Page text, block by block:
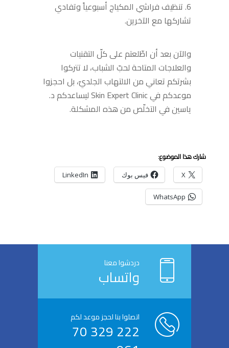
تنظيف فراشي المكياج أسبوعياً وتفادي
تشاركها مع الآخرين.
والآن بعد أن اطّلعتم على كلّ التقنيات
والعلاجات المتاحة لحبّ الشباب، لا تتركوا
بشرتكم تعاني من الالتهاب الجلديّ، بل احجزوا
موعدكم في Skin Expert Clinic ليساعدكم د.
ياسين في التخلّص من هذه المشكلة.
شارك هذا الموضوع:
X فيس بوك LinkedIn
WhatsApp
دردشوا معنا
واتساب
اتصلوا بنا لحجز موعد لكم
222 329 70